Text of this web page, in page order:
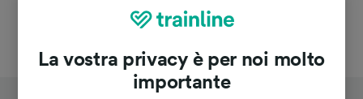
La vostra privacy è per noi molto
importante